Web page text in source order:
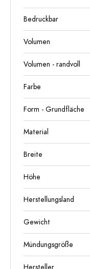
Bedruckbar
Volumen
Volumen - randvoll
Farbe
Form - Grundfläche
Material
Breite
Höhe
Herstellungsland
Gewicht
Mündungsgröße